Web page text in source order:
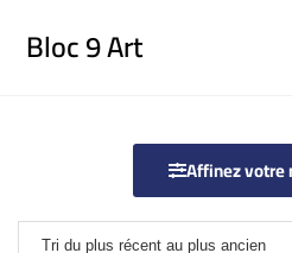
Bloc 9 Art
Affinez votre